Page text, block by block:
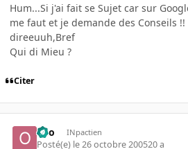
Hum...Si j'ai fait se Sujet car sur
me faut et je demande des Conseils
direeuuh,Bref
Qui di Mieu ?
Citer
olio INpactien
Posté(e) le 26 octobre 200520 a